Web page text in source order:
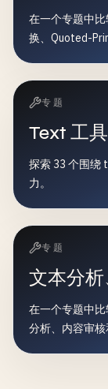
在一个专题中
换、Quoted-
专题
Text 工
探索 33 个围绕
力。
专题
文本分
在一个专题中
分析、内容审核